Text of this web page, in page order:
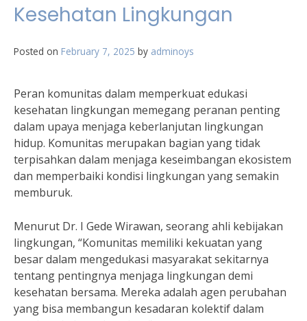
Kesehatan Lingkungan
Posted on February 7, 2025 by adminoys
Peran komunitas dalam memperkuat edukasi
kesehatan lingkungan memegang peranan penting
dalam upaya menjaga keberlanjutan lingkungan
hidup. Komunitas merupakan bagian yang tidak
terpisahkan dalam menjaga keseimbangan ekosistem
dan memperbaiki kondisi lingkungan yang semakin
memburuk.
Menurut Dr. I Gede Wirawan, seorang ahli kebijakan
lingkungan, “Komunitas memiliki kekuatan yang
besar dalam mengedukasi masyarakat sekitarnya
tentang pentingnya menjaga lingkungan demi
kesehatan bersama. Mereka adalah agen perubahan
yang bisa membangun kesadaran kolektif dalam